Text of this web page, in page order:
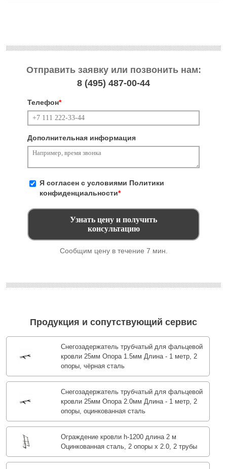
Отправить заявку или позвонить нам:
8 (495) 487-00-44
Телефон*
Дополнительная информация
Я согласен с условиями Политики
конфиденциальности*
Сообщим цену в течение 7 мин.
Продукция и сопутствующий сервис
Снегозадержатель трубчатый для фальцевой
кровли 25мм Опора 1.5мм Длина - 1 метр, 2
опоры, чёрная сталь
Снегозадержатель трубчатый для фальцевой
кровли 25мм Опора 2.0мм Длина - 1 метр, 2
опоры, оцинкованная сталь
Ограждение кровли h-1200 длина 2 м
Оцинкованная сталь, 2 опоры х 2.0, 2 трубы